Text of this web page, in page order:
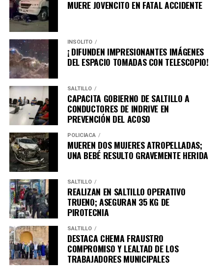
bienestar de las familias en todas las regiones del
estado.
MUERE JOVENCITO EN FATAL ACCIDENTE
INSÓLITO
¡ DIFUNDEN IMPRESIONANTES IMÁGENES
DEL ESPACIO TOMADAS CON TELESCOPIO!
SALTILLO
CAPACITA GOBIERNO DE SALTILLO A
CONDUCTORES DE INDRIVE EN
PREVENCIÓN DEL ACOSO
POLICÍACA
MUEREN DOS MUJERES ATROPELLADAS;
UNA BEBÉ RESULTO GRAVEMENTE HERIDA
SALTILLO
REALIZAN EN SALTILLO OPERATIVO
TRUENO; ASEGURAN 35 KG DE
PIROTECNIA
SALTILLO
DESTACA CHEMA FRAUSTRO
COMPROMISO Y LEALTAD DE LOS
TRABAJADORES MUNICIPALES